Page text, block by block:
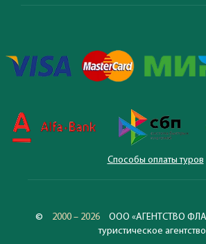
Способы оплаты туров
© 2000 – 2026
ООО «АГЕНТСТВО
туристическое агентство